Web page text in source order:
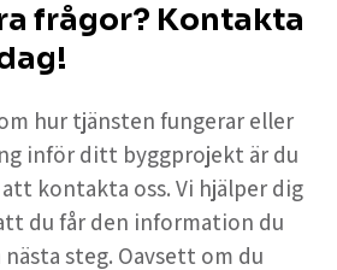
frågor? Kontakta
hur tjänsten fungerar eller
inför ditt byggprojekt är du
kontakta oss. Vi hjälper dig
du får den information du
steg. Oavsett om du